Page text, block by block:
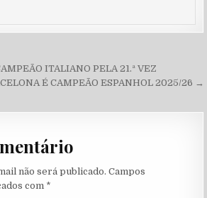
PostITALIANO PELA 21.ª VEZ
É CAMPEÃO ESPANHOL 2025/26 →
não será publicado. Campos
com *